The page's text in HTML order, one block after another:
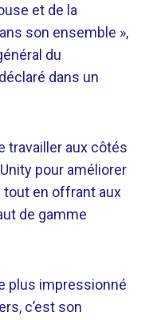
et de la
son ensemble »,
du
dans un
travailler aux côtés
pour améliorer
tout en offrant aux
de gamme
plus impressionné
c’est son